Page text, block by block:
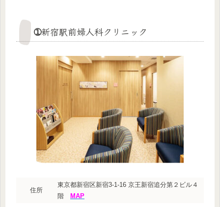
➀新宿駅前婦人科クリニック
住所
東京都新宿区新宿3-1-16 京王新宿追分第２ビル４
階
MAP